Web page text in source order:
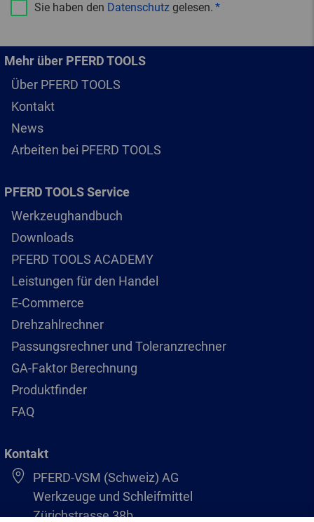
Sie haben den Datenschutz gelesen.
Mehr über PFERD TOOLS
Über PFERD TOOLS
Kontakt
News
Arbeiten bei PFERD TOOLS
PFERD TOOLS Service
Werkzeughandbuch
Downloads
PFERD TOOLS ACADEMY
Leistungen für den Handel
E-Commerce
Drehzahlrechner
Passungsrechner und Toleranzrechner
GA-Faktor Berechnung
Produktfinder
FAQ
Kontakt
PFERD-VSM (Schweiz) AG
Werkzeuge und Schleifmittel
Zürichstrasse 38b